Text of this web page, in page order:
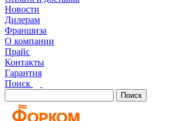
Новости
Дилерам
Франшиза
О компании
Прайс
Контакты
Гарантия
Поиск
Поиск